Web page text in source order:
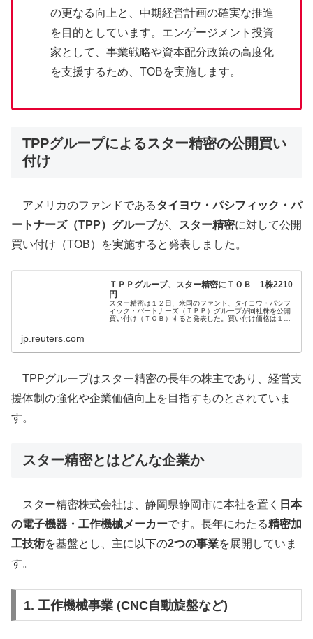
の更なる向上と、中期経営計画の確実な推進
を目的としています。エンゲージメント投資
家として、事業戦略や資本配分政策の高度化
を支援するため、TOBを実施します。
TPPグループによるスター精密の公開買い
付け
アメリカのファンドであるタイヨウ・パシフィック・パ
ートナーズ（TPP）グループが、 スター精密に対して公開
買い付け（TOB）を実施すると発表しました。
ＴＰＰグループ、スター精密にＴＯＢ 1株2210
円
スター精密は１２日、米国のファンド、タイヨウ・パシフ
ィック・パートナーズ（ＴＰＰ）グループが同社株を公開
買い付け（ＴＯＢ）すると発表した。買い付け価格は１株
jp.reuters.com
TPPグループはスター精密の長年の株主であり、経営支
援体制の強化や企業価値向上を目指すものとされていま
す。
スター精密とはどんな企業か
スター精密株式会社は、静岡県静岡市に本社を置く 日本
の電子機器・工作機械メーカーです。長年にわたる精密加
工技術を基盤とし、主に以下の2つの事業を展開していま
す。
1. 工作機械事業 (CNC自動旋盤など)